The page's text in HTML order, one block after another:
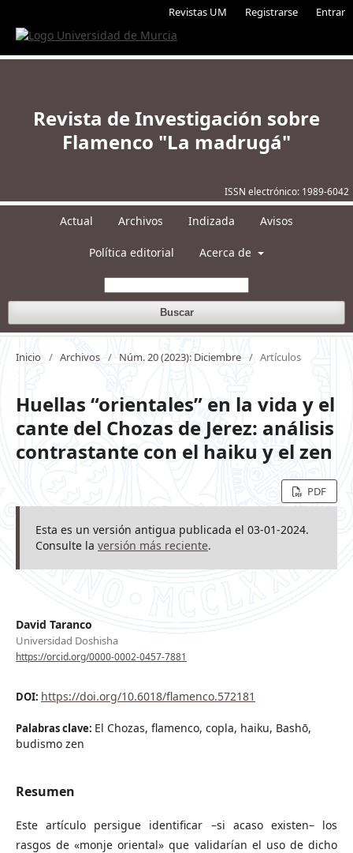
Revistas UM Registrarse Entrar
ISSN electrónico: 1989-6042
Revista de Investigación sobre
Flamenco "La madrugá"
Actual Archivos Indizada Avisos
Política editorial Acerca de
Buscar
Inicio / Archivos / Núm. 20 (2023): Diciembre / Artículos
Huellas “orientales” en la vida y el
cante del Chozas de Jerez: análisis
contrastante con el haiku y el zen
PDF
Esta es un versión antigua publicada el 03-01-2024.
Consulte la versión más reciente.
David Taranco
Universidad Doshisha
https://orcid.org/0000-0002-0457-7881
DOI: https://doi.org/10.6018/flamenco.572181
Palabras clave: El Chozas, flamenco, copla, haiku, Bashō,
budismo zen
Resumen
Este artículo persigue identificar –si acaso existen– los
rasgos de «monje oriental» que validarían el uso de dicho